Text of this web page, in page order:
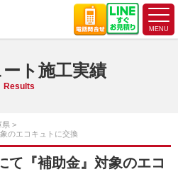
ト施工実績
Results
県
のエコキュトに交換
て『補助金』対象のエコ